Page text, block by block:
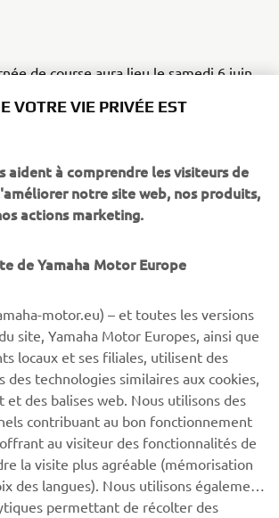
de course aura lieu le samedi 6 juin
De Ladsard à Veldhoven.
100 pnt
Halen 65 pnt
42 pnt
39 pnt
PLUS D'ACTUALITÉS
VOTRE VIE PRIVÉE EST
aident à comprendre les visiteurs de
notre site web, nos produits,
actions marketing.
de Yamaha Motor Europe
motor.eu) – et toutes les versions
site, Yamaha Motor Europes, ainsi que
locaux et ses filiales, utilisent des
des technologies similaires aux cookies,
et des balises web. Nous utilisons des
contribuant au bon fonctionnement
au visiteur des fonctionnalités de
la visite plus agréable (mémorisation
des langues). Nous utilisons également
permettant de récolter des